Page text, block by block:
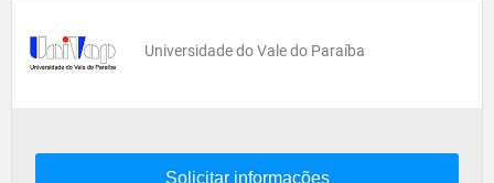
Universidade do Vale do Paraíba
Solicitar informações